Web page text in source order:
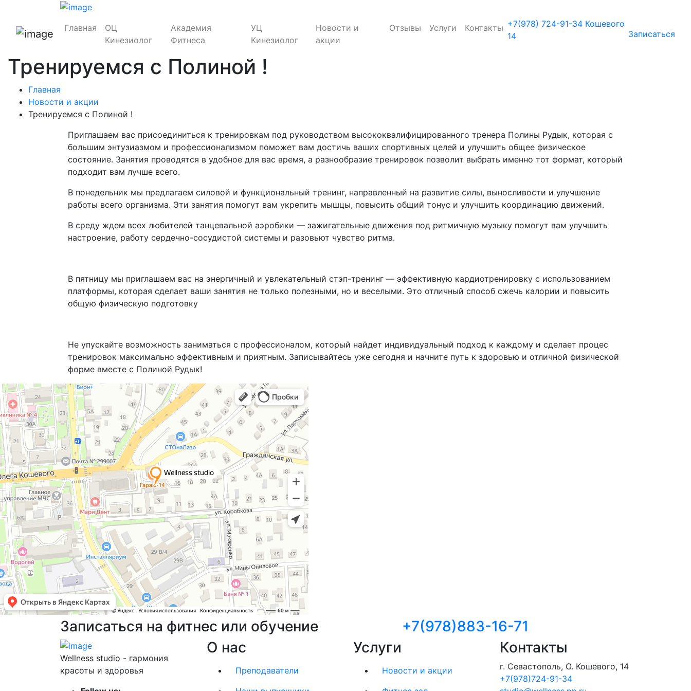
Главная
ОЦ
Кинезиолог
Академия
Фитнеса
УЦ
Кинезиолог
Новости и
акции
Отзывы Услуги Контакты +7(978) 724-91-34 Кошевого
14
Записаться
Тренируемся с Полиной !
Главная
Новости и акции
Тренируемся с Полиной !
Приглашаем вас присоединиться к тренировкам под руководством высококвалифицированного тренера Полины Рудык, которая с
большим энтузиазмом и профессионализмом поможет вам достичь ваших спортивных целей и улучшить общее физическое
состояние. Занятия проводятся в удобное для вас время, а разнообразие тренировок позволит выбрать именно тот формат, который
подходит вам лучше всего.
В понедельник мы предлагаем силовой и функциональный тренинг, направленный на развитие силы, выносливости и улучшение
работы всего организма. Эти занятия помогут вам укрепить мышцы, повысить общий тонус и улучшить координацию движений.
В среду ждем всех любителей танцевальной аэробики — зажигательные движения под ритмичную музыку помогут вам улучшить
настроение, работу сердечно-сосудистой системы и разовьют чувство ритма.
В пятницу мы приглашаем вас на энергичный и увлекательный стэп-тренинг — эффективную кардиотренировку с использованием
платформы, которая сделает ваши занятия не только полезными, но и веселыми. Это отличный способ сжечь калории и повысить
общую физическую подготовку
Не упускайте возможность заниматься с профессионалом, который найдет индивидуальный подход к каждому и сделает процес
тренировок максимально эффективным и приятным. Записывайтесь уже сегодня и начните путь к здоровью и отличной физической
форме вместе с Полиной Рудык!
Записаться на фитнес или обучение +7(978)883-16-71
Wellness studio - гармония
красоты и здоровья
О нас
Преподаватели
Услуги
Новости и акции
Контакты
г. Севастополь, О. Кошевого, 14
+7(978)724-91-34